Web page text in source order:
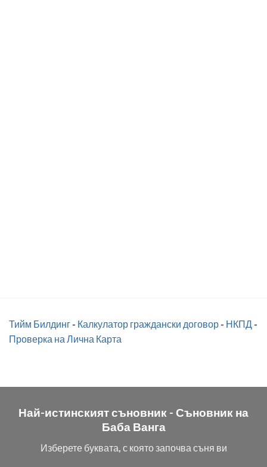
Тийм Билдинг- Калкулатор граждански договор- НКПД -
Проверка на Лична Карта
Най-истинският съновник - Съновник на
Баба Ванга
Изберете буквата, с която започва съня ви